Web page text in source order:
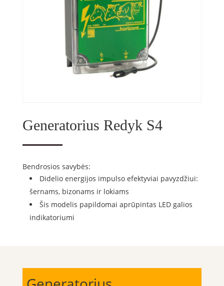
Generatorius Redyk S4
Bendrosios savybės:
Didelio energijos impulso efektyviai pavyzdžiui:
šernams, bizonams ir lokiams
Šis modelis papildomai aprūpintas LED galios
indikatoriumi